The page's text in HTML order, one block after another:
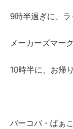
9時半過ぎに、
メーカーズマー
10時半に、お帰
バーコバ・ばぁ